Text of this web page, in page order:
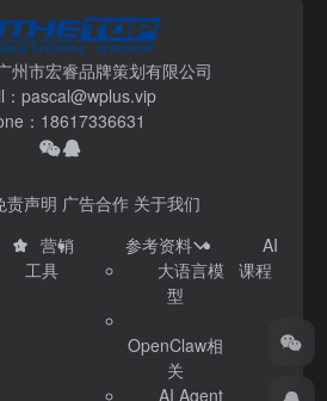
州市宏睿品牌策划有限公司
：pascal@wplus.vip
：18617336631
责声明 广告合作 关于我们
营销
工具
参考资料
大语言模
型
OpenClaw相
关
AI Agent
AI
课程